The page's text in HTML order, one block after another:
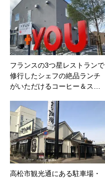
フランスの3つ星レストランで
修行したシェフの絶品ランチ
がいただけるコーヒー＆ス…
高松市観光通にある駐車場・